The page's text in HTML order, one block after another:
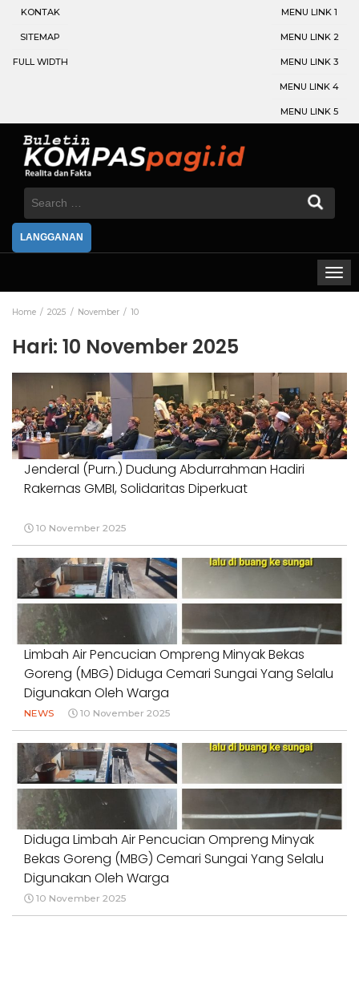
KONTAK
SITEMAP
FULL WIDTH
MENU LINK 1
MENU LINK 2
MENU LINK 3
MENU LINK 4
MENU LINK 5
Search
LANGGANAN
Home 2025 November 10
Hari: 10 November 2025
Jenderal (Purn.) Dudung Abdurrahman Hadiri
Rakernas GMBI, Solidaritas Diperkuat
10 November 2025
Limbah Air Pencucian Ompreng Minyak Bekas
Goreng (MBG) Diduga Cemari Sungai Yang Selalu
Digunakan Oleh Warga
NEWS 10 November 2025
Diduga Limbah Air Pencucian Ompreng Minyak
Bekas Goreng (MBG) Cemari Sungai Yang Selalu
Digunakan Oleh Warga
10 November 2025